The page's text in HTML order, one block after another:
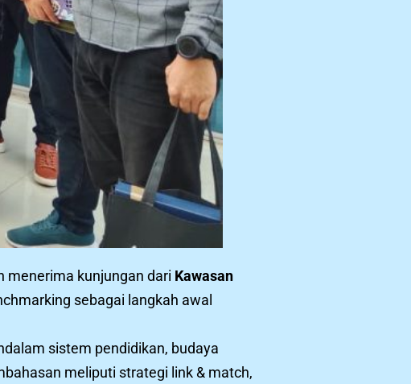
menerima kunjungan dari Kawasan
sebagai langkah awal
sistem pendidikan, budaya
meliputi strategi link & match,